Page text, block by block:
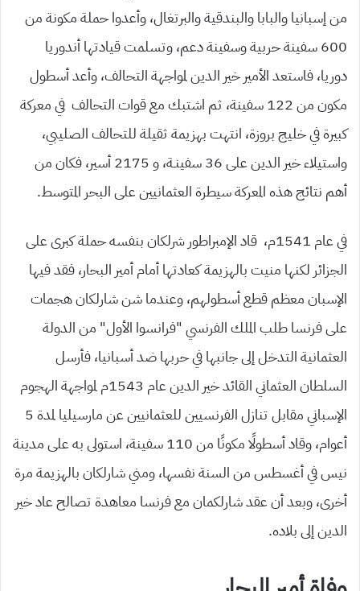
من إسبانيا والبابا والبندقية والبرتغال، وأعدوا حملة مكونة من
600 سفينة حربية وسفينة دعم، وتسلمت قيادتها أندوريا
دوريا، فاستعد الأمير خير الدين لمواجهة التحالف، وأعد أسطول
مكون من 122 سفينة، ثم اشتبك مع قوات التحالف في معركة
كبيرة في خليج بروزة، انتهت بهزيمة ثقيلة للتحالف الصليبي،
واستيلاء خير الدين على 36 سفينـة، و 2175 أسير، فكان من
أهم نتائج هذه المعركة سيطرة العثمانيين على البحر المتوسط.
في عام 1541م، قاد الإمبراطور شرلكان بنفسه حملة كبرى على
الجزائر لكنها منيت بالهزيمة كعادتها أمام أمير البحار، فقد فيها
الإسبان معظم قطع أسطولهم، وعندما شن شارلكان هجمات
على فرنسا طلب الملك الفرنسي “فرانسوا الأول” من الدولة
العثمانية التدخل إلى جانبها في حربها ضد أسبانيا، فأرسل
السلطان العثماني القائد خير الدين عام 1543م لمواجهة الهجوم
الإسباني مقابل تنازل الفرنسيين للعثمانيين عن مارسيليا ﻟﻤﺪﺓ 5
ﺃﻋﻮﺍﻡ، وقاد أسطولًا مكونًا من 110 سفينة، استولى به على مدينة
نيس في أغسطس من السنة نفسها، ومني شارلكان بالهزيمة مرة
أخرى، وبعد أن عقد شارلكمان مع فرنسا معاهدة تصالح عاد خير
الدين إلى بلاده.